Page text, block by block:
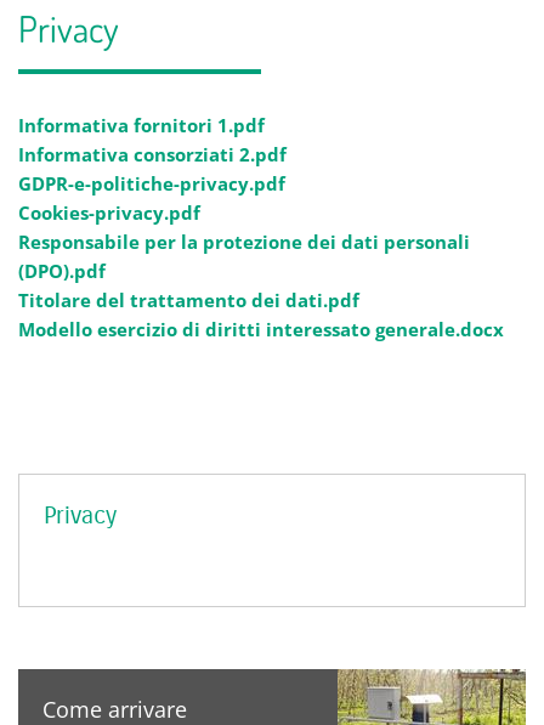
Privacy
Informativa fornitori 1.pdf
Informativa consorziati 2.pdf
GDPR-e-politiche-privacy.pdf
Cookies-privacy.pdf
Responsabile per la protezione dei dati personali
(DPO).pdf
Titolare del trattamento dei dati.pdf
Modello esercizio di diritti interessato generale.docx
Privacy
Come arrivare